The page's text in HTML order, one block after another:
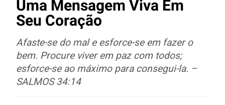
Uma Mensagem Viva Em
Seu Coração
Afaste-se do mal e esforce-se em fazer o
bem. Procure viver em paz com todos;
esforce-se ao máximo para consegui-la. –
SALMOS 34:14